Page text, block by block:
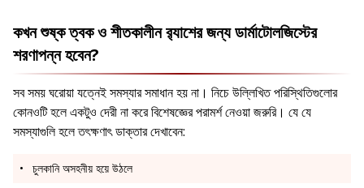
কখন শুষ্ক ত্বক ও শীতকালীন র‍্যাশের জন্য ডার্মাটোলজিস্টের
শরণাপন্ন হবেন?
সব সময় ঘরোয়া যত্নেই সমস্যার সমাধান হয় না। নিচে উল্লিখিত পরিস্থিতিগুলোর
কোনওটি হলে একটুও দেরী না করে বিশেষজ্ঞের পরামর্শ নেওয়া জরুরি। যে যে
সমস্যাগুলি হলে তৎক্ষণাৎ ডাক্তার দেখাবেন:
চুলকানি অসহনীয় হয়ে উঠলে